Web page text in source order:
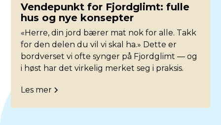
Vendepunkt for Fjordglimt: fulle
hus og nye konsepter
«Herre, din jord bærer mat nok for alle. Takk
for den delen du vil vi skal ha.» Dette er
bordverset vi ofte synger på Fjordglimt — og
i høst har det virkelig merket seg i praksis.
Les mer